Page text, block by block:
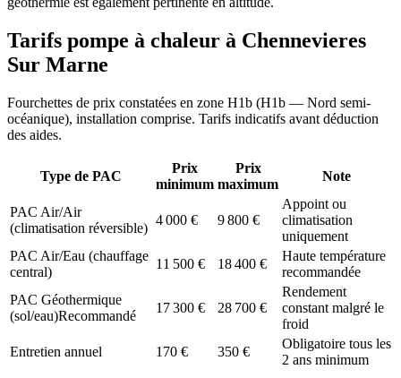
Tarifs pompe à chaleur à Chennevieres
Sur Marne
Fourchettes de prix constatées en zone H1b (H1b — Nord semi-
océanique), installation comprise. Tarifs indicatifs avant déduction
des aides.
Type de PAC
Prix
minimum
Prix
maximum
Note
PAC Air/Air
(climatisation réversible)
4 000 € 9 800 €
Appoint ou
climatisation
uniquement
PAC Air/Eau (chauffage
central)
11 500 € 18 400 €
Haute température
recommandée
PAC Géothermique
(sol/eau)Recommandé
17 300 € 28 700 €
Rendement
constant malgré le
froid
Entretien annuel
170 € 350 €
Obligatoire tous les
2 ans minimum